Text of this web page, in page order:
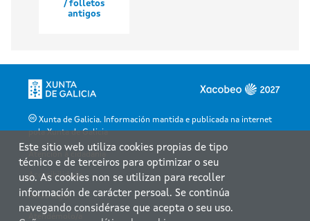
/ folletos
antigos
Xunta de Galicia. Información mantida e publicada na internet
pola Xunta de Galicia
Accesibilidade
Aviso legal
Atendémolo/a
Este sitio web utiliza cookies propias de tipo
técnico e de terceiros para optimizar o seu
uso. As cookies non se utilizan para recoller
información de carácter persoal. Se continúa
navegando considérase que acepta o seu uso.